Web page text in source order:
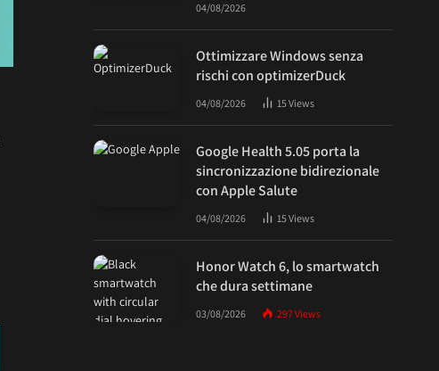
04/08/2026
Ottimizzare Windows senza
rischi con optimizerDuck
04/08/2026 15Views
Google Health 5.05 porta la
sincronizzazione bidirezionale
con Apple Salute
04/08/2026 15Views
Honor Watch 6, lo smartwatch
che dura settimane
03/08/2026 297Views